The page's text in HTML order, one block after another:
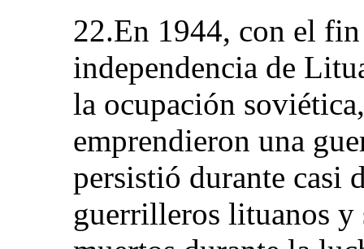
22.En 1944, con el
independencia de
la ocupación
emprendieron una
persistió durante casi
guerrilleros lituanos y